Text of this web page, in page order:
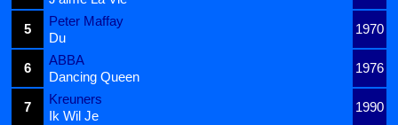
5
Peter Maffay
1970
Du
6
ABBA
1976
Dancing Queen
7
Kreuners
1990
Ik Wil Je